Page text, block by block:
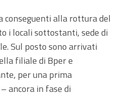
conseguenti alla rottura del
i locali sottostanti, sede di
Sul posto sono arrivati
filiale di Bper e
per una prima
ancora in fase di